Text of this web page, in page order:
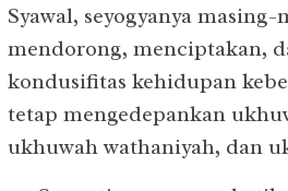
Syawal, seyogyanya
mendorong, menciptakan,
kondusifitas kehidupan
tetap mengedepankan
ukhuwah wathaniyah, dan